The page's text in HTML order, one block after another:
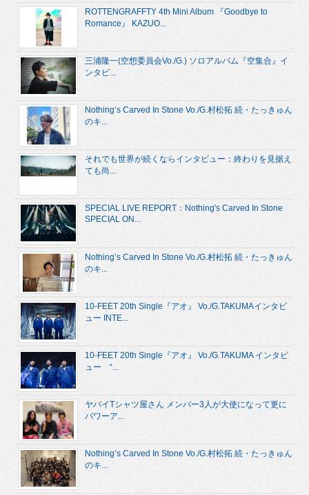
ROTTENGRAFFTY 4th Mini Album 『Goodbye to
Romance』 KAZUO...
三浦隆一(空想委員会Vo./G.) ソロアルバム『空集合』イ
ンタビ...
Nothing’s Carved In Stone Vo./G.村松拓 続・たっきゅん
のキ...
それでも世界が続くならインタビュー：終わりを見据え
ても尚...
SPECIAL LIVE REPORT：Nothing's Carved In Stone
SPECIAL ON...
Nothing’s Carved In Stone Vo./G.村松拓 続・たっきゅん
のキ...
10-FEET 20th Single『アオ』 Vo./G.TAKUMAインタビ
ュー INTE...
10-FEET 20th Single『アオ』 Vo./G.TAKUMA インタビ
ュー “...
ヤバイTシャツ屋さん メンバー3人が大使になって更に
パワーア...
Nothing’s Carved In Stone Vo./G.村松拓 続・たっきゅん
のキ...